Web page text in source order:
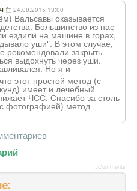
24.08.2015 13:00
Вальсавы оказывается
Большинство из нас
ездили на машине в горах,
уши". В этом случае,
рекомендовали закрыть
выдохнуть через уши.
я. Но я и
этот простой метод (с
имеет и лечебный
ЧСС. Спасибо за столь
фотографией) метод
JComments